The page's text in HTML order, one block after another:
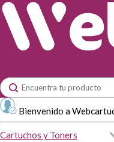
Bienvenido a
Cartuchos y Toners